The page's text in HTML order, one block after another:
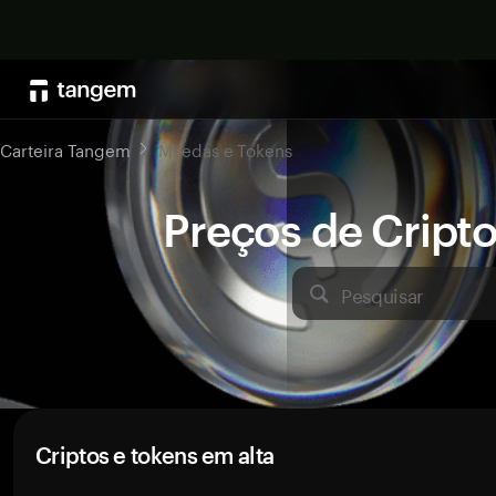
Preços de
Pesquisar
Carteira Tangem Moedas e Tokens
Criptos e tokens em alta